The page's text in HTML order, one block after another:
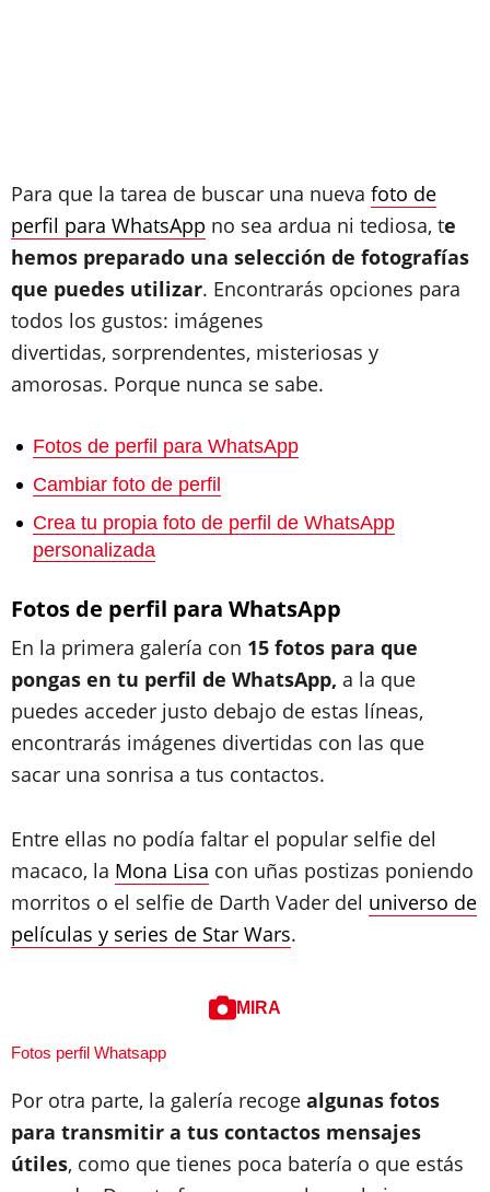
Para que la tarea de buscar una nueva foto de
perfil para WhatsApp no sea ardua ni tediosa, te
hemos preparado una selección de fotografías
que puedes utilizar. Encontrarás opciones para
todos los gustos: imágenes
divertidas, sorprendentes, misteriosas y
amorosas. Porque nunca se sabe.
Fotos de perfil para WhatsApp
Cambiar foto de perfil
Crea tu propia foto de perfil de WhatsApp
personalizada
Fotos de perfil para WhatsApp
En la primera galería con 15 fotos para que
pongas en tu perfil de WhatsApp, a la que
puedes acceder justo debajo de estas líneas,
encontrarás imágenes divertidas con las que
sacar una sonrisa a tus contactos.
Entre ellas no podía faltar el popular selfie del
macaco, la Mona Lisa con uñas postizas poniendo
morritos o el selfie de Darth Vader del universo de
películas y series de Star Wars.
MIRA
Fotos perfil Whatsapp
Por otra parte, la galería recoge algunas fotos
para transmitir a tus contactos mensajes
útiles, como que tienes poca batería o que estás